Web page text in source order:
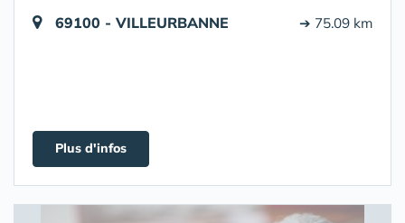
69100 - VILLEURBANNE ➔ 75.09 km
Plus d'infos